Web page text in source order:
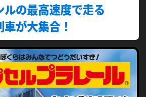
ジネスのお客様
閉じる
ルの最高速度で走る
車が大集合！